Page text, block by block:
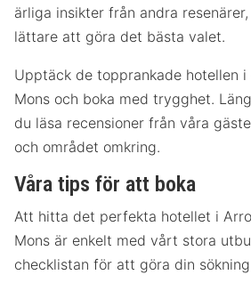
ärliga insikter från andra
lättare att göra det bästa valet.
Upptäck de topprankade hotellen
Mons och boka med trygghet.
du läsa recensioner från våra
och området omkring.
Våra tips för att boka
Att hitta det perfekta hotellet i
Mons är enkelt med vårt stora
checklistan för att göra din